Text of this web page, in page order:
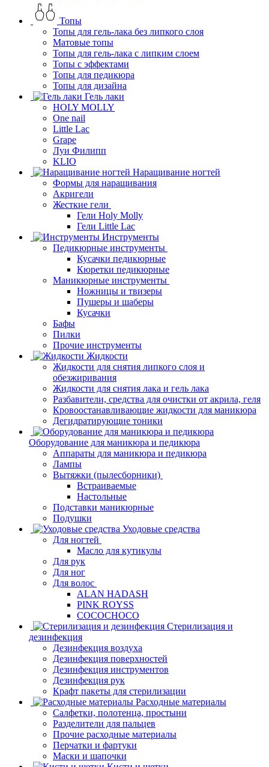
Топы
Топы для гель-лака без липкого слоя
Матовые топы
Топы для гель-лака с липким слоем
Топы с эффектами
Топы для педикюра
Топы для дизайна
Гель лаки
HOLY MOLLY
One nail
Little Lac
Grape
Луи Филипп
KLIO
Наращивание ногтей
Формы для наращивания
Акригели
Жесткие гели
Гели Holy Molly
Гели Little Lac
Инструменты
Педикюрные инструменты
Кусачки педикюрные
Кюретки педикюрные
Маникюрные инструменты
Ножницы и твизеры
Пушеры и шаберы
Кусачки
Бафы
Пилки
Прочие инструменты
Жидкости
Жидкости для снятия липкого слоя и
обезжиривания
Жидкости для снятия лака и гель лака
Разбавители, средства для очистки от акрила, геля
Кровоостанавливающие жидкости для маникюра
Дегидратирующие тоники
Оборудование для маникюра и педикюра
Аппараты для маникюра и педикюра
Лампы
Вытяжки (пылесборники)
Встраиваемые
Настольные
Подставки маникюрные
Подушки
Уходовые средства
Для ногтей
Масло для кутикулы
Для рук
Для ног
Для волос
ALAN HADASH
PINK ROYSS
COCOCHOCO
Стерилизация и
дезинфекция
Дезинфекция воздуха
Дезинфекция поверхностей
Дезинфекция инструментов
Дезинфекция рук
Крафт пакеты для стерилизации
Расходные материалы
Салфетки, полотенца, простыни
Разделители для пальцев
Прочие расходные материалы
Перчатки и фартуки
Маски и шапочки